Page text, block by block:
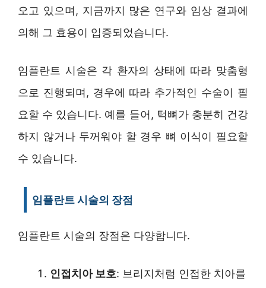
오고 있으며, 지금까지 많은 연구와 임상 결과에
의해 그 효용이 입증되었습니다.
임플란트 시술은 각 환자의 상태에 따라 맞춤형
으로 진행되며, 경우에 따라 추가적인 수술이 필
요할 수 있습니다. 예를 들어, 턱뼈가 충분히 건강
하지 않거나 두꺼워야 할 경우 뼈 이식이 필요할
수 있습니다.
임플란트 시술의 장점
임플란트 시술의 장점은 다양합니다.
인접치아 보호: 브리지처럼 인접한 치아를